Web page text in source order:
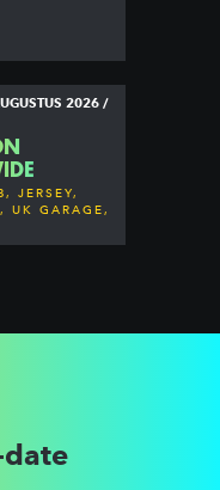
2026 /
JERSEY,
UK GARAGE,
MORE